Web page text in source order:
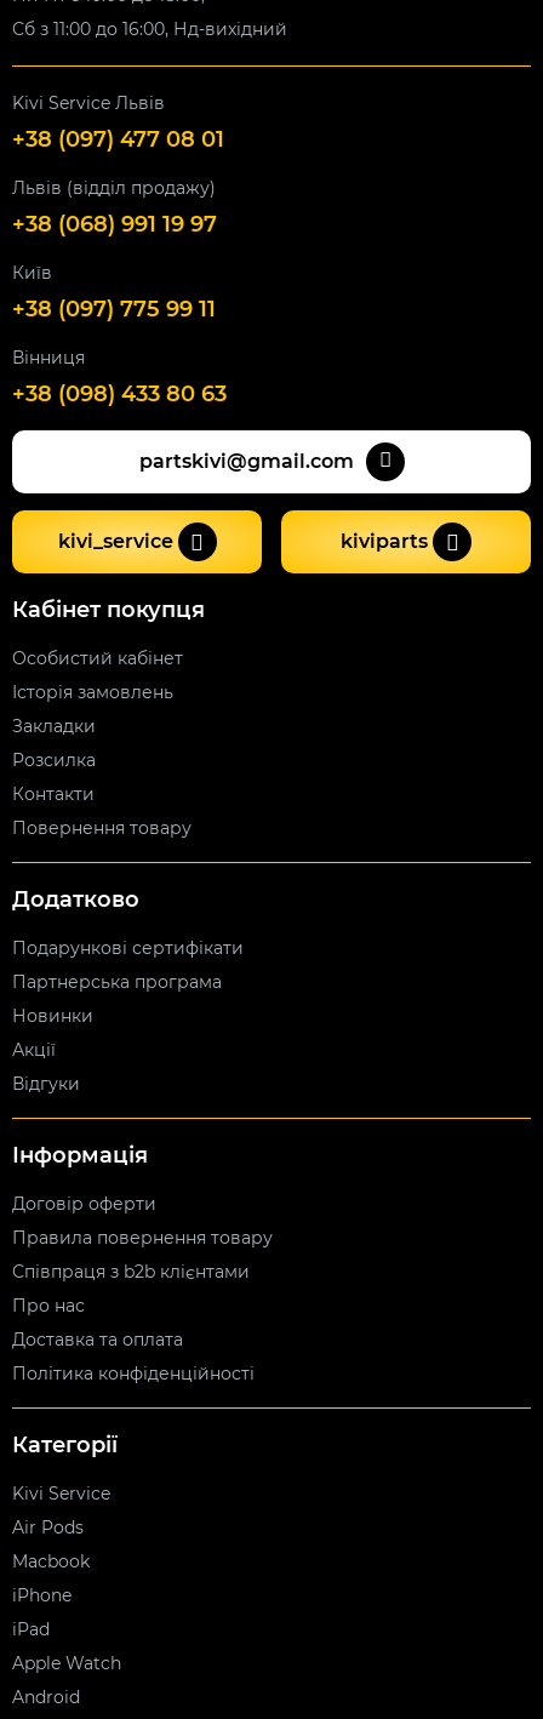
Сб з 11:00 до 16:00, Нд-вихідний
Kivi Service Львів
+38 (097) 477 08 01
Львів (відділ продажу)
+38 (068) 991 19 97
Київ
+38 (097) 775 99 11
Вінниця
+38 (098) 433 80 63
partskivi@gmail.com
kivi_service kiviparts
Кабінет покупця
Особистий кабінет
Історія замовлень
Закладки
Розсилка
Контакти
Повернення товару
Додатково
Подарункові сертифікати
Партнерська програма
Новинки
Акції
Відгуки
Інформація
Договір оферти
Правила повернення товару
Співпраця з b2b клієнтами
Про нас
Доставка та оплата
Політика конфіденційності
Категорії
Kivi Service
Air Pods
Macbook
iPhone
iPad
Apple Watch
Android